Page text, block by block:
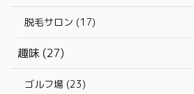
脱毛サロン (17)
趣味 (27)
ゴルフ場 (23)